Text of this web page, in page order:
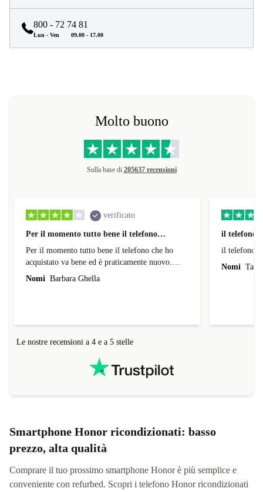
800 - 72 74 81
Lun - Ven 09.00 - 17.00
Molto buono
Sulla base di 205637 recensioni
verificato
Per il momento tutto bene il telefono…
Per il momento tutto bene il telefono che ho
acquistato va bene ed è praticamente nuovo.
Comunque è poco che lo uso e farò un' altra
Nomi Barbara Ghella
il telefono
il telefono
Nomi
Le nostre recensioni a 4 e a 5 stelle
Smartphone Honor ricondizionati: basso
prezzo, alta qualità
Comprare il tuo prossimo smartphone Honor è più semplice e
conveniente con refurbed. Scopri i telefono Honor ricondizionati